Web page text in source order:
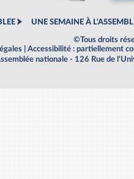
UNE SEMAINE À
©Tous droits
Accessibilité : partiellement
nationale - 126 Rue de